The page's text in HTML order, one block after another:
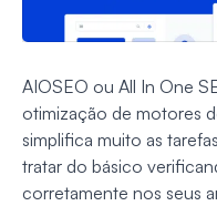
AIOSEO ou All In One
otimização de motores
simplifica muito as
tratar do básico
corretamente nos seus